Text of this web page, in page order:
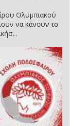
Ολυμπιακού
να κάνουν το